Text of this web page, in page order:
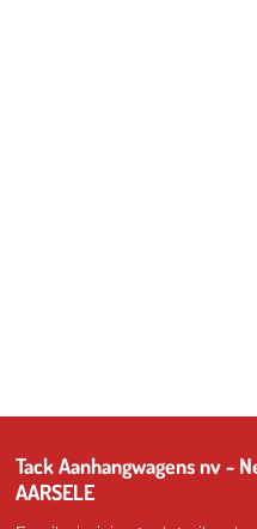
Tack Aanhangwagens nv -
AARSELE TEL